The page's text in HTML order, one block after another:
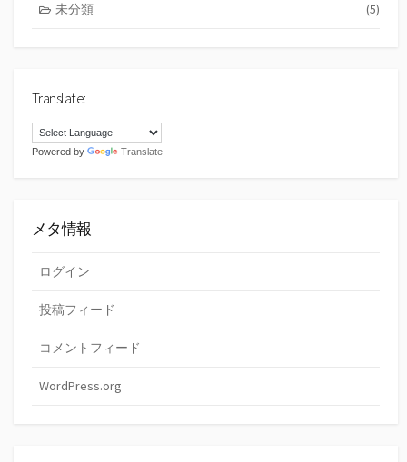
未分類 (5)
Translate:
Powered by Translate
メタ情報
ログイン
投稿フィード
コメントフィード
WordPress.org